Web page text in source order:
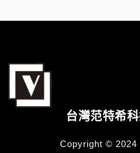
台灣范特希
Copyright © 2024